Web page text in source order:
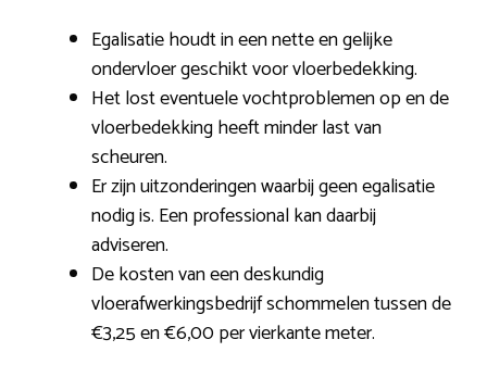
Egalisatie houdt in een nette en gelijke
ondervloer geschikt voor vloerbedekking.
Het lost eventuele vochtproblemen op en de
vloerbedekking heeft minder last van
scheuren.
Er zijn uitzonderingen waarbij geen egalisatie
nodig is. Een professional kan daarbij
adviseren.
De kosten van een deskundig
vloerafwerkingsbedrijf schommelen tussen de
€3,25 en €6,00 per vierkante meter.